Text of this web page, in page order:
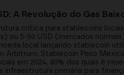
A Revolução do Gas
crítica para stablecoins
ou 5-50 USD (mercados
local lançando stablecoin
Arbitrum, Stablecoin Peso
em 2024, 80% dos quais é
primária para